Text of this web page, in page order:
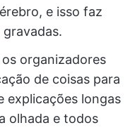
e isso faz
organizadores
de coisas para
explicações longas
olhada e todos